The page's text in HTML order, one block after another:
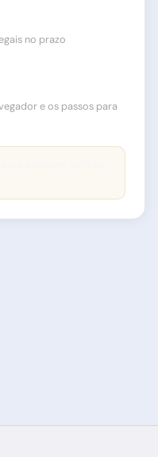
no prazo
e os passos para